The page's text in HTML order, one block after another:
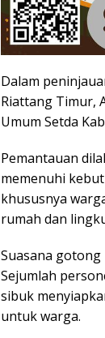
Dalam
Riattang Timur,
Umum Setda
Pemantauan
memenuhi
khususnya
rumah dan
Suasana
Sejumlah
sibuk
untuk warga.